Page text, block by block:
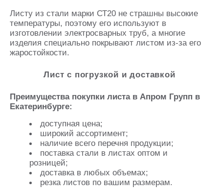
Листу из стали марки СТ20 не страшны высокие
температуры, поэтому его используют в
изготовлении электросварных труб, а многие
изделия специально покрывают листом из-за его
жаростойкости.
Лист с погрузкой и доставкой
Преимущества покупки листа в Апром Групп в
Екатеринбурге:
доступная цена;
широкий ассортимент;
наличие всего перечня продукции;
поставка стали в листах оптом и
розницей;
доставка в любых объемах;
резка листов по вашим размерам.